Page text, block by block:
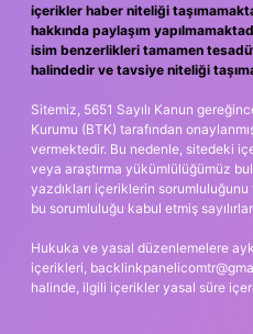
içerikler haber niteliği
hakkında paylaşım
isim benzerlikleri tamamen
halindedir ve tavsiye niteliği
Sitemiz, 5651 Sayılı Kanun
Kurumu (BTK) tarafından
vermektedir. Bu nedenle, sitedeki
veya araştırma yükümlülüğümüz
yazdıkları içeriklerin
bu sorumluluğu kabul etmiş sayılırlar.
Hukuka ve yasal düzenlemelere
içerikleri,
halinde, ilgili içerikler yasal süre